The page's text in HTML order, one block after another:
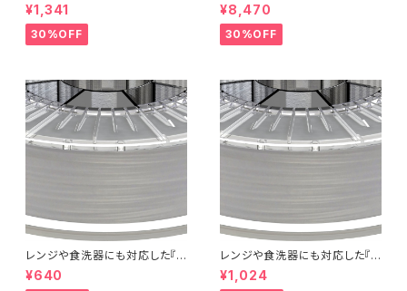
-filled Metal Composite P
LA』：お試しサンプル 10M
¥1,341
30%OFF
ント『EasyFil ePETG（Bambu
Coil）』
¥8,470
30%OFF
レンジや食洗器にも対応した『C
entaur PP』：お試しサンプル 5
M
¥640
レンジや食洗器にも対応した『C
entaur PP』：お試しサンプル 1
0M
¥1,024